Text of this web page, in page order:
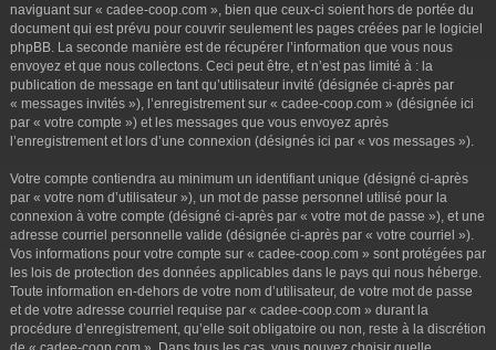
naviguant sur « cadee-coop.com », bien que ceux-ci soient hors de portée du
document qui est prévu pour couvrir seulement les pages créées par le logiciel
phpBB. La seconde manière est de récupérer l’information que vous nous
envoyez et que nous collectons. Ceci peut être, et n’est pas limité à : la
publication de message en tant qu’utilisateur invité (désignée ci-après par
« messages invités »), l’enregistrement sur « cadee-coop.com » (désignée ici
par « votre compte ») et les messages que vous envoyez après
l’enregistrement et lors d’une connexion (désignés ici par « vos messages »).
Votre compte contiendra au minimum un identifiant unique (désigné ci-après
par « votre nom d’utilisateur »), un mot de passe personnel utilisé pour la
connexion à votre compte (désigné ci-après par « votre mot de passe »), et une
adresse courriel personnelle valide (désignée ci-après par « votre courriel »).
Vos informations pour votre compte sur « cadee-coop.com » sont protégées par
les lois de protection des données applicables dans le pays qui nous héberge.
Toute information en-dehors de votre nom d’utilisateur, de votre mot de passe
et de votre adresse courriel requise par « cadee-coop.com » durant la
procédure d’enregistrement, qu’elle soit obligatoire ou non, reste à la discrétion